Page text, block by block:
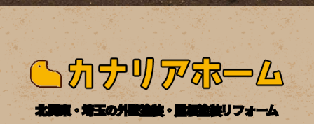
北関東・埼玉の外壁塗装・屋根塗装リフォーム